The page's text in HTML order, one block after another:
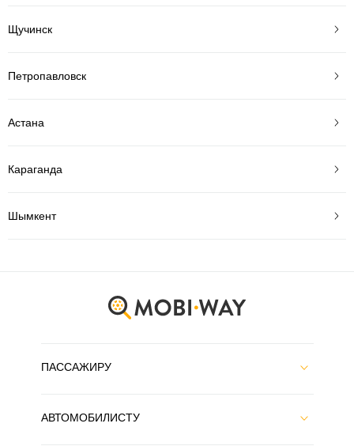
Щучинск
Петропавловск
Астана
Караганда
Шымкент
ПАССАЖИРУ
АВТОМОБИЛИСТУ